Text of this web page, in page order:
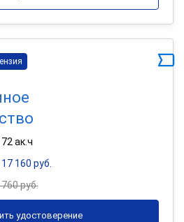
ак.ч
160 руб.
руб.
удостоверение